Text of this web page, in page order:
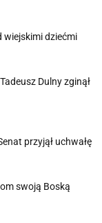
wiejskimi dziećmi
Dulny zginął
przyjął uchwałę
swoją Boską